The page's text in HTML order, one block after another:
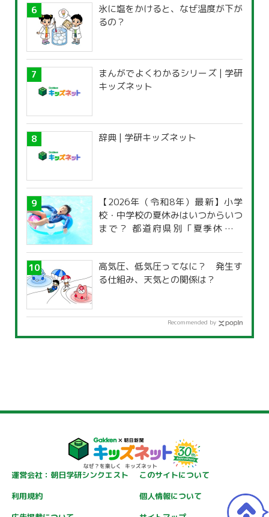
氷に塩をかけると、なぜ温度が下が
るの？
まんがでよくわかるシリーズ | 学研
キッズネット
辞典 | 学研キッズネット
【2026年（令和8年）最新】小学
校・中学校の夏休みはいつからいつ
まで？ 都道府県別「夏季休暇一
高気圧、低気圧ってなに？ 発生す
る仕組み、天気との関係は？
Recommended by
運営会社：朝日学研シンクエスト
このサイトについて
利用規約
個人情報について